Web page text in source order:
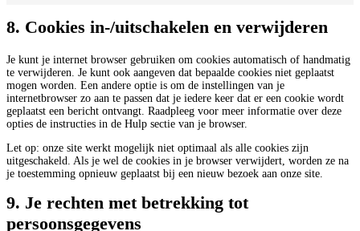
8. Cookies in-/uitschakelen en verwijderen
Je kunt je internet browser gebruiken om cookies automatisch of handmatig
te verwijderen. Je kunt ook aangeven dat bepaalde cookies niet geplaatst
mogen worden. Een andere optie is om de instellingen van je
internetbrowser zo aan te passen dat je iedere keer dat er een cookie wordt
geplaatst een bericht ontvangt. Raadpleeg voor meer informatie over deze
opties de instructies in de Hulp sectie van je browser.
Let op: onze site werkt mogelijk niet optimaal als alle cookies zijn
uitgeschakeld. Als je wel de cookies in je browser verwijdert, worden ze na
je toestemming opnieuw geplaatst bij een nieuw bezoek aan onze site.
9. Je rechten met betrekking tot
persoonsgegevens